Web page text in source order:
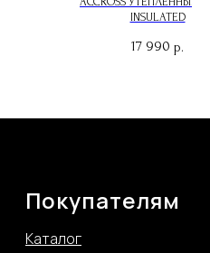
INSULATED
17 990 р.
Покупателям
Каталог